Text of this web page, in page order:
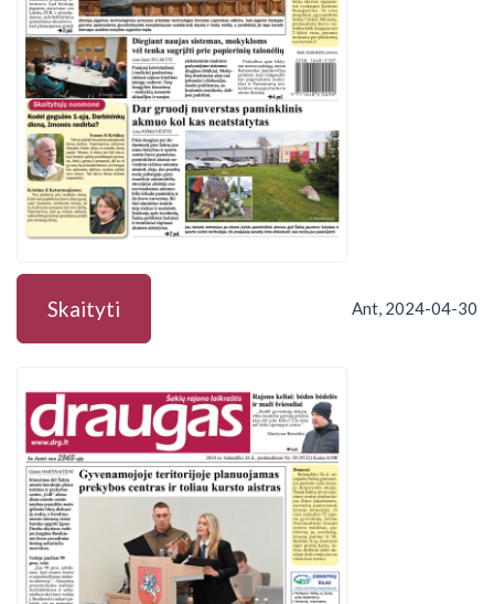
Skaityti Ant, 2024-04-30